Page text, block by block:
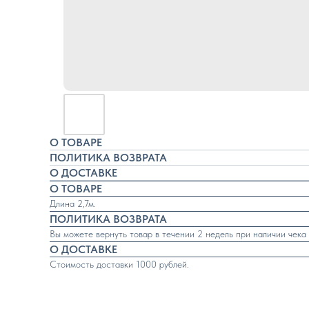
О ТОВАРЕ
ПОЛИТИКА ВОЗВРАТА
О ДОСТАВКЕ
О ТОВАРЕ
Длина 2,7м.
ПОЛИТИКА ВОЗВРАТА
Вы можете вернуть товар в течении 2 недель при наличии
О ДОСТАВКЕ
Стоимость доставки 1000 рублей.